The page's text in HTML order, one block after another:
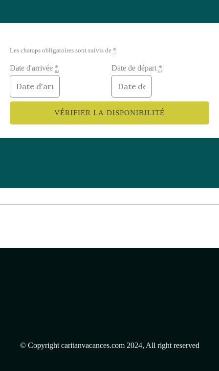
Les champs obligatoires sont suivis de *
Date d'arrivée * Date de départ *
© Copyright caritanvacances.com 2024, All right reserved